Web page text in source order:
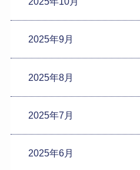
2025年9月
2025年8月
2025年7月
2025年6月